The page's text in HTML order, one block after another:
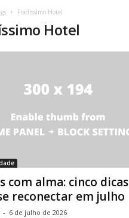
Fradíssimo Hotel
Hotel
com alma: cinco dicas
reconectar em julho
- 6 de julho de 2026